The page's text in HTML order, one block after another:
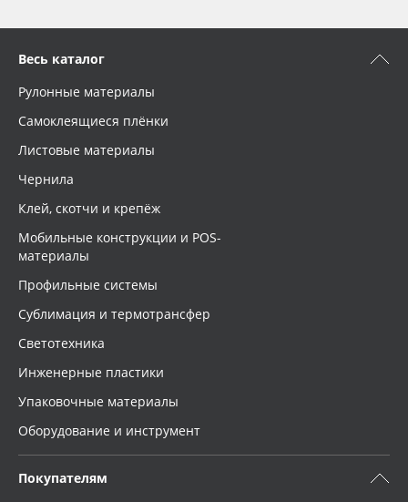
Весь каталог
Рулонные материалы
Самоклеящиеся плёнки
Листовые материалы
Чернила
Клей, скотчи и крепёж
Мобильные конструкции и POS-
материалы
Профильные системы
Сублимация и термотрансфер
Светотехника
Инженерные пластики
Упаковочные материалы
Оборудование и инструмент
Покупателям